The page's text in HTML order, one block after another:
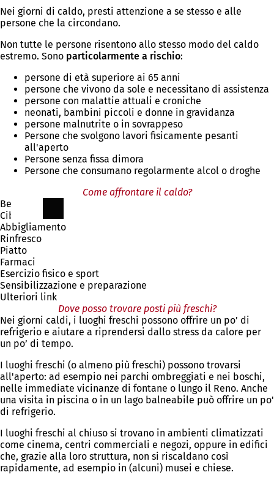
Nei giorni di caldo, presti attenzione a se stesso e alle
persone che la circondano.
Non tutte le persone risentono allo stesso modo del caldo
estremo. Sono particolarmente a rischio:
persone di età superiore ai 65 anni
persone che vivono da sole e necessitano di assistenza
persone con malattie attuali e croniche
neonati, bambini piccoli e donne in gravidanza
persone malnutrite o in sovrappeso
Persone che svolgono lavori fisicamente pesanti
all'aperto
Persone senza fissa dimora
Persone che consumano regolarmente alcol o droghe
Come affrontare il caldo?
Bere
Cibo
Abbigliamento
Rinfresco
Piatto
Farmaci
Esercizio fisico e sport
Sensibilizzazione e preparazione
Ulteriori link
Dove posso trovare posti più freschi?
Nei giorni caldi, i luoghi freschi possono offrire un po’ di
refrigerio e aiutare a riprendersi dallo stress da calore per
un po’ di tempo.
I luoghi freschi (o almeno più freschi) possono trovarsi
all'aperto: ad esempio nei parchi ombreggiati e nei boschi,
nelle immediate vicinanze di fontane o lungo il Reno. Anche
una visita in piscina o in un lago balneabile può offrire un po'
di refrigerio.
I luoghi freschi al chiuso si trovano in ambienti climatizzati
come cinema, centri commerciali e negozi, oppure in edifici
che, grazie alla loro struttura, non si riscaldano così
rapidamente, ad esempio in (alcuni) musei e chiese.